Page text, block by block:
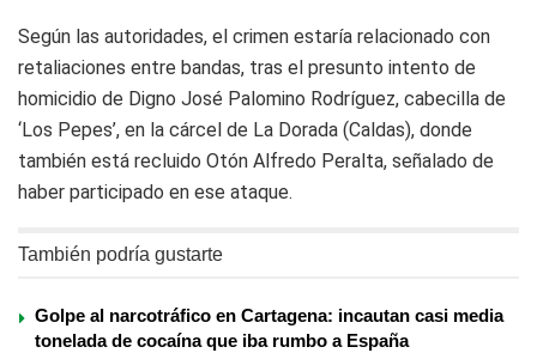
Según las autoridades, el crimen estaría relacionado con
retaliaciones entre bandas, tras el presunto intento de
homicidio de Digno José Palomino Rodríguez, cabecilla de
‘Los Pepes’, en la cárcel de La Dorada (Caldas), donde
también está recluido Otón Alfredo Peralta, señalado de
haber participado en ese ataque.
También podría gustarte
Golpe al narcotráfico en Cartagena: incautan casi media
tonelada de cocaína que iba rumbo a España